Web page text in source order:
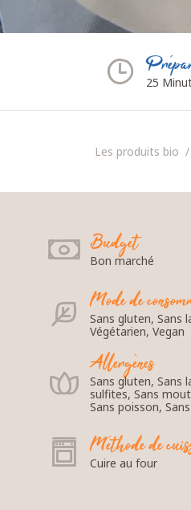
25
Les produits bio
Budget
Bon marché
Mode de
Sans gluten, Sans
Végétarien, Vegan
Allergènes
Sans gluten, Sans
sulfites, Sans
Sans poisson,
Méthode de
Cuire au four